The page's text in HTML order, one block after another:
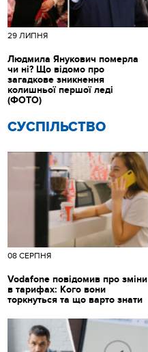
CУСПІЛЬСТВО
08 СЕРПНЯ
Vodafone повідомив про зміни
в тарифах: Кого вони
торкнуться та що варто знати
29 ЛИПНЯ
Людмила Янукович померла
чи ні? Що відомо про
загадкове зникнення
колишньої першої леді
(ФОТО)